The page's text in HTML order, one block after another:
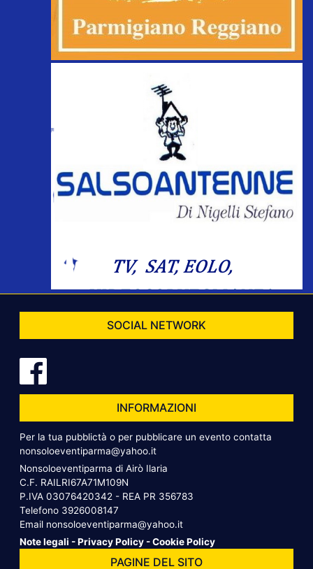
SOCIAL NETWORK
INFORMAZIONI
Per la tua pubblictà o per pubblicare un evento contatta
nonsoloeventiparma@yahoo.it
Nonsoloeventiparma di Airò Ilaria
C.F. RAILRI67A71M109N
P.IVA 03076420342 - REA PR 356783
Telefono 3926008147
Email nonsoloeventiparma@yahoo.it
Note legali -Privacy Policy -Cookie Policy
PAGINE DEL SITO